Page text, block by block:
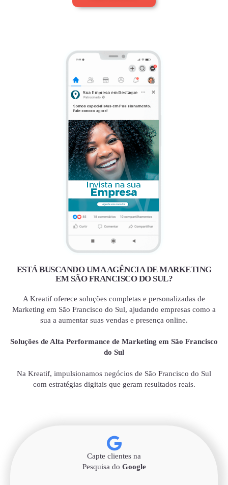
ESTÁ BUSCANDO UMA AGÊNCIA DE MARKETING
EM SÃO FRANCISCO DO SUL?
A Kreatif oferece soluções completas e personalizadas de
Marketing em São Francisco do Sul, ajudando empresas como a
sua a aumentar suas vendas e presença online.
Soluções de Alta Performance de Marketing em São Francisco
do Sul
Na Kreatif, impulsionamos negócios de São Francisco do Sul
com estratégias digitais que geram resultados reais.
Capte clientes na
Pesquisa do Google